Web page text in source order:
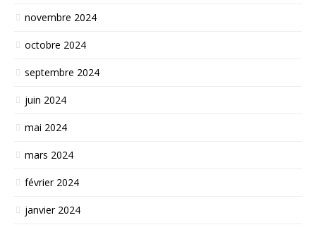
novembre 2024
octobre 2024
septembre 2024
juin 2024
mai 2024
mars 2024
février 2024
janvier 2024